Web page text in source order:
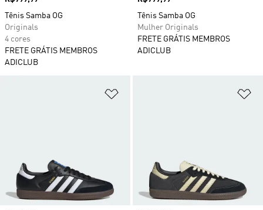
Tênis Samba OG
Originals
4 cores
FRETE GRÁTIS MEMBROS
ADICLUB
Tênis Samba OG
Mulher Originals
FRETE GRÁTIS MEMBROS
ADICLUB